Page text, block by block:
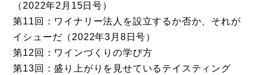
（2022年2月15日号）
第11回：ワイナリー法人を設立するか否か、それが
イシューだ（2022年3月8日号）
第12回：ワインづくりの学び方
第13回：盛り上がりを見せているテイスティング